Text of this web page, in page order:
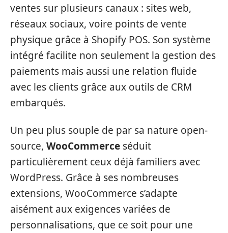
ventes sur plusieurs canaux : sites web,
réseaux sociaux, voire points de vente
physique grâce à Shopify POS. Son système
intégré facilite non seulement la gestion des
paiements mais aussi une relation fluide
avec les clients grâce aux outils de CRM
embarqués.
Un peu plus souple de par sa nature open-
source, WooCommerce séduit
particulièrement ceux déjà familiers avec
WordPress. Grâce à ses nombreuses
extensions, WooCommerce s’adapte
aisément aux exigences variées de
personnalisations, que ce soit pour une